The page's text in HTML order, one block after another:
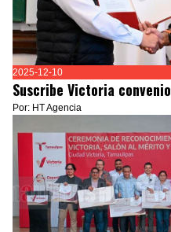
2025-12-10
Suscribe Victoria
Por: HT Agencia